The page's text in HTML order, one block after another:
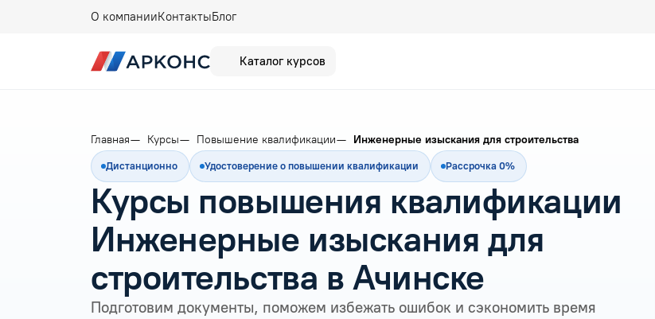
О компанииКонтактыБлог
Каталог курсов
Главная Курсы Повышение квалификации Инженерные изыскания для строительства
Дистанционно Удостоверение о повышении квалификации Рассрочка 0%
Курсы повышения квалификации
Инженерные изыскания для
строительства в Ачинске
Подготовим документы, поможем избежать ошибок и сэкономить время